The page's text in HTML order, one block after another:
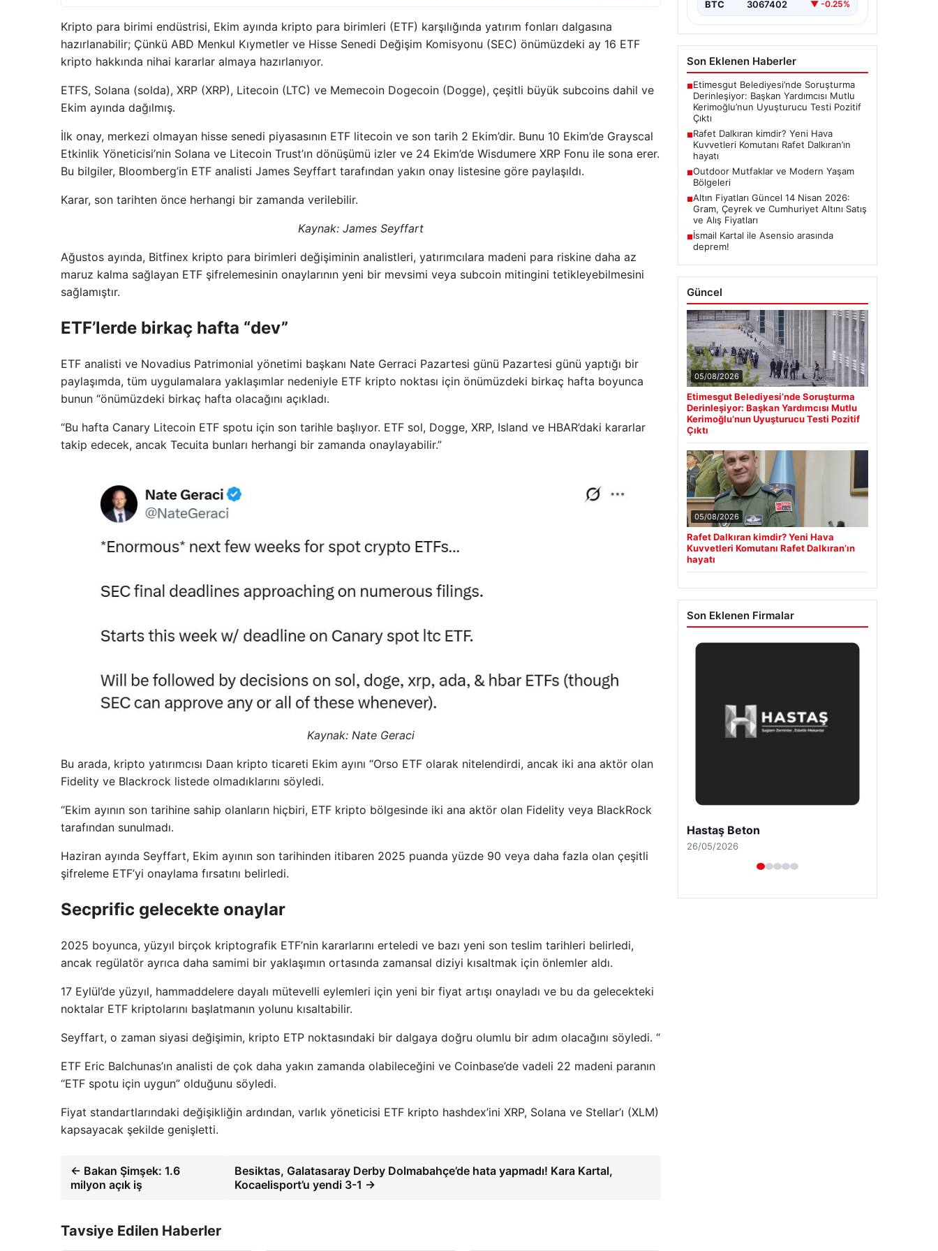
Kripto para birimi endüstrisi, Ekim ayında kripto para birimleri (ETF) karşılığında yatırım fonları dalgasına
hazırlanabilir; Çünkü ABD Menkul Kıymetler ve Hisse Senedi Değişim Komisyonu (SEC) önümüzdeki ay 16 ETF
kripto hakkında nihai kararlar almaya hazırlanıyor.
ETFS, Solana (solda), XRP (XRP), Litecoin (LTC) ve Memecoin Dogecoin (Dogge), çeşitli büyük subcoins dahil ve
Ekim ayında dağılmış.
İlk onay, merkezi olmayan hisse senedi piyasasının ETF litecoin ve son tarih 2 Ekim’dir. Bunu 10 Ekim’de Grayscal
Etkinlik Yöneticisi’nin Solana ve Litecoin Trust’ın dönüşümü izler ve 24 Ekim’de Wisdumere XRP Fonu ile sona erer.
Bu bilgiler, Bloomberg’in ETF analisti James Seyffart tarafından yakın onay listesine göre paylaşıldı.
Karar, son tarihten önce herhangi bir zamanda verilebilir.
Kaynak: James Seyffart
Ağustos ayında, Bitfinex kripto para birimleri değişiminin analistleri, yatırımcılara madeni para riskine daha az
maruz kalma sağlayan ETF şifrelemesinin onaylarının yeni bir mevsimi veya subcoin mitingini tetikleyebilmesini
sağlamıştır.
ETF’lerde birkaç hafta “dev”
ETF analisti ve Novadius Patrimonial yönetimi başkanı Nate Gerraci Pazartesi günü Pazartesi günü yaptığı bir
paylaşımda, tüm uygulamalara yaklaşımlar nedeniyle ETF kripto noktası için önümüzdeki birkaç hafta boyunca
bunun “önümüzdeki birkaç hafta olacağını açıkladı.
“Bu hafta Canary Litecoin ETF spotu için son tarihle başlıyor. ETF sol, Dogge, XRP, Island ve HBAR’daki kararlar
takip edecek, ancak Tecuita bunları herhangi bir zamanda onaylayabilir.”
Kaynak: Nate Geraci
Bu arada, kripto yatırımcısı Daan kripto ticareti Ekim ayını “Orso ETF olarak nitelendirdi, ancak iki ana aktör olan
Fidelity ve Blackrock listede olmadıklarını söyledi.
“Ekim ayının son tarihine sahip olanların hiçbiri, ETF kripto bölgesinde iki ana aktör olan Fidelity veya BlackRock
tarafından sunulmadı.
Haziran ayında Seyffart, Ekim ayının son tarihinden itibaren 2025 puanda yüzde 90 veya daha fazla olan çeşitli
şifreleme ETF’yi onaylama fırsatını belirledi.
Secprific gelecekte onaylar
2025 boyunca, yüzyıl birçok kriptografik ETF’nin kararlarını erteledi ve bazı yeni son teslim tarihleri ​​belirledi,
ancak regülatör ayrıca daha samimi bir yaklaşımın ortasında zamansal diziyi kısaltmak için önlemler aldı.
17 Eylül’de yüzyıl, hammaddelere dayalı mütevelli eylemleri için yeni bir fiyat artışı onayladı ve bu da gelecekteki
noktalar ETF kriptolarını başlatmanın yolunu kısaltabilir.
Seyffart, o zaman siyasi değişimin, kripto ETP noktasındaki bir dalgaya doğru olumlu bir adım olacağını söyledi. “
ETF Eric Balchunas’ın analisti de çok daha yakın zamanda olabileceğini ve Coinbase’de vadeli 22 madeni paranın
“ETF spotu için uygun” olduğunu söyledi.
Fiyat standartlarındaki değişikliğin ardından, varlık yöneticisi ETF kripto hashdex’ini XRP, Solana ve Stellar’ı (XLM)
kapsayacak şekilde genişletti.
← Bakan Şimşek: 1.6
milyon açık iş
Besiktas, Galatasaray Derby Dolmabahçe’de hata yapmadı! Kara Kartal,
Kocaelisport’u yendi 3-1 →
Tavsiye Edilen Haberler
BTC 3067402 ▼ -0.25%
Son Eklenen Haberler
■Etimesgut Belediyesi’nde Soruşturma
Derinleşiyor: Başkan Yardımcısı Mutlu
Kerimoğlu’nun Uyuşturucu Testi Pozitif
Çıktı
■Rafet Dalkıran kimdir? Yeni Hava
Kuvvetleri Komutanı Rafet Dalkıran’ın
hayatı
■Outdoor Mutfaklar ve Modern Yaşam
Bölgeleri
■Altın Fiyatları Güncel 14 Nisan 2026:
Gram, Çeyrek ve Cumhuriyet Altını Satış
ve Alış Fiyatları
■İsmail Kartal ile Asensio arasında
deprem!
Güncel
05/08/2026
Etimesgut Belediyesi’nde Soruşturma
Derinleşiyor: Başkan Yardımcısı Mutlu
Kerimoğlu’nun Uyuşturucu Testi Pozitif
Çıktı
05/08/2026
Rafet Dalkıran kimdir? Yeni Hava
Kuvvetleri Komutanı Rafet Dalkıran’ın
hayatı
Son Eklenen Firmalar
Prenses Night Club
29/04/2026